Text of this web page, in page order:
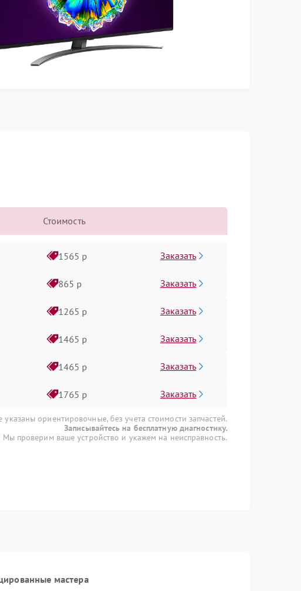
Стоимость
1565 р Заказать
865 р Заказать
1265 р Заказать
1465 р Заказать
1465 р Заказать
1765 р Заказать
указаны ориентировочные, без учета стоимости запчастей.
Записывайтесь на бесплатную диагностику.
Мы проверим ваше устройство и укажем на неисправность.
мастера